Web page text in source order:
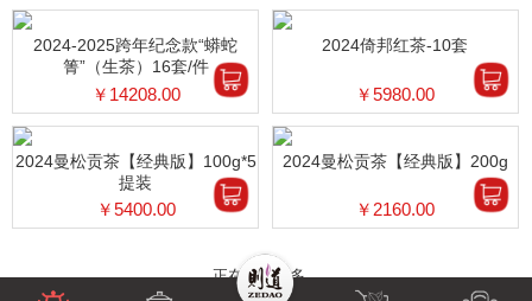
2024-2025跨年纪念款“蟒蛇
箐”（生茶）16套/件
￥14208.00
2024倚邦红茶-10套
￥5980.00
2024曼松贡茶【经典版】100g*5
提装
￥5400.00
2024曼松贡茶【经典版】200g
￥2160.00
正在加载更多...